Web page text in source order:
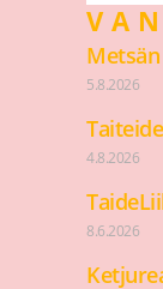
5.8.2026
4.8.2026
8.6.2026